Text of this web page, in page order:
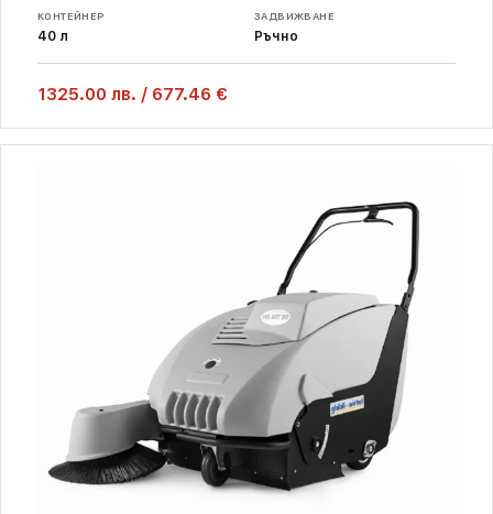
КОНТЕЙНЕР
40 л
ЗАДВИЖВАНЕ
Ръчно
1325.00 лв. / 677.46 €